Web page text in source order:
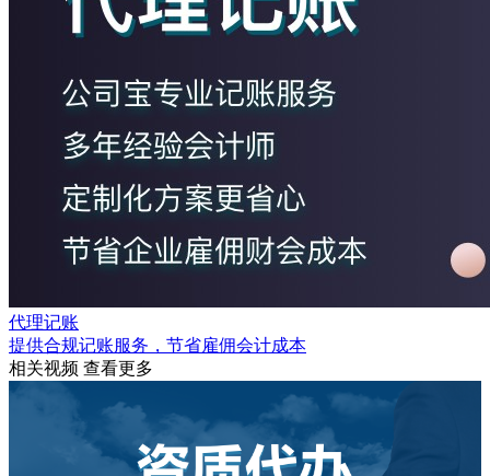
代理记账
提供合规记账服务，节省雇佣会计成本
相关视频 查看更多